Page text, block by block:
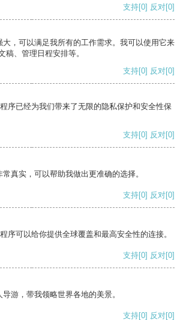
支持[0] 反对[0]
大，可以满足我所有的工作需求。我可以使用它来
稿、管理日程安排等。
支持[0] 反对[0]
序已经为我们带来了无限的隐私保护和安全性保
支持[0] 反对[0]
真实，可以帮助我做出更准确的选择。
支持[0] 反对[0]
序可以给你提供全球覆盖和最高安全性的连接。
支持[0] 反对[0]
游，带我领略世界各地的美景。
支持[0] 反对[0]